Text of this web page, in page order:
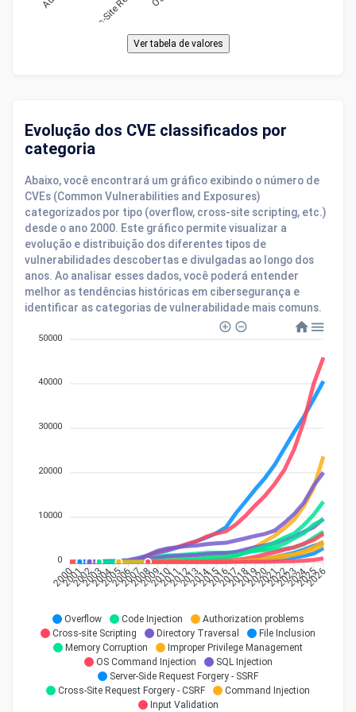
Evolução dos CVE classificados por
categoria
Abaixo, você encontrará um gráfico exibindo o número de
CVEs (Common Vulnerabilities and Exposures)
categorizados por tipo (overflow, cross-site scripting, etc.)
desde o ano 2000. Este gráfico permite visualizar a
evolução e distribuição dos diferentes tipos de
vulnerabilidades descobertas e divulgadas ao longo dos
anos. Ao analisar esses dados, você poderá entender
melhor as tendências históricas em cibersegurança e
identificar as categorias de vulnerabilidade mais comuns.
Overflow Code Injection
Authorization problems
Cross-site Scripting
Directory Traversal
File Inclusion
Memory Corruption
Improper Privilege Management
OS Command Injection
SQL Injection
Server-Side Request Forgery - SSRF
Cross-Site Request Forgery - CSRF
Command Injection
Input Validation
50000
40000
30000
20000
10000
0
2000
2001
2002
2003
2004
2005
2006
2007
2008
2009
2010
2011
2012
2013
2014
2015
2016
2017
2018
2019
2020
2021
2022
2023
2024
2025
2026